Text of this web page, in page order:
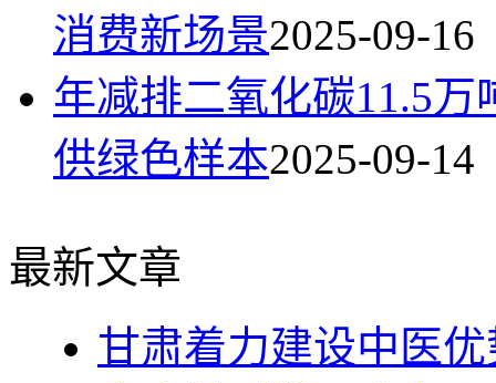
消费新场景2025-09-16
年减排二氧化碳11.5万
供绿色样本2025-09-14
最新文章
甘肃着力建设中医